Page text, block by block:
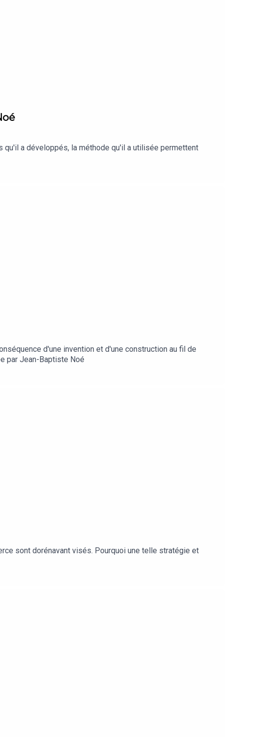
a développés, la méthode qu'il a utilisée permettent
d'une invention et d'une construction au fil de
par Jean-Baptiste Noé
sont dorénavant visés. Pourquoi une telle stratégie et